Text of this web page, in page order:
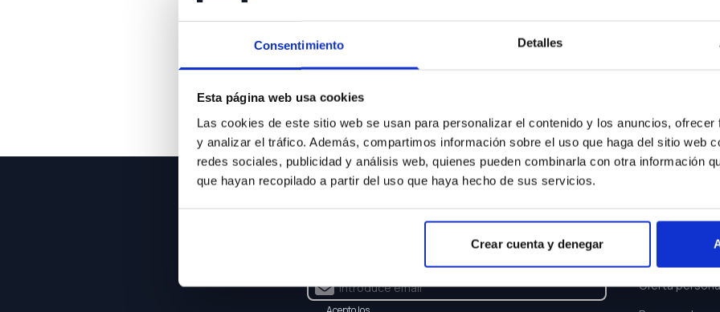
Consentimiento Detalles
Esta página web usa cookies
Las cookies de este sitio web se usan para personalizar el contenido y los anuncios,
y analizar el tráfico. Además, compartimos información sobre el uso que haga del sitio web
redes sociales, publicidad y análisis web, quienes pueden combinarla con otra información
que hayan recopilado a partir del uso que haya hecho de sus servicios.
Crear cuenta y denegar
Lo sentimos pero el coche que buscas ya no está
Suscríbete y recibe las últimas novedades y ofertas.
ENLACES
Oferta